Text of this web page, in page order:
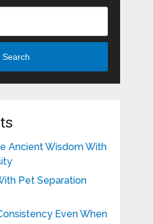
Search
Ancient Wisdom With
Pet Separation
Even When